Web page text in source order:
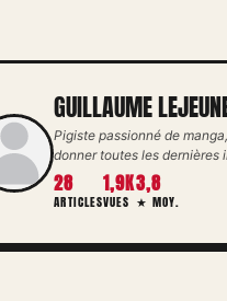
GUILLAUME
Pigiste passionné de
donner toutes les dernières
28
ARTICLES
1,9K
VUES
3,8
★ MOY.